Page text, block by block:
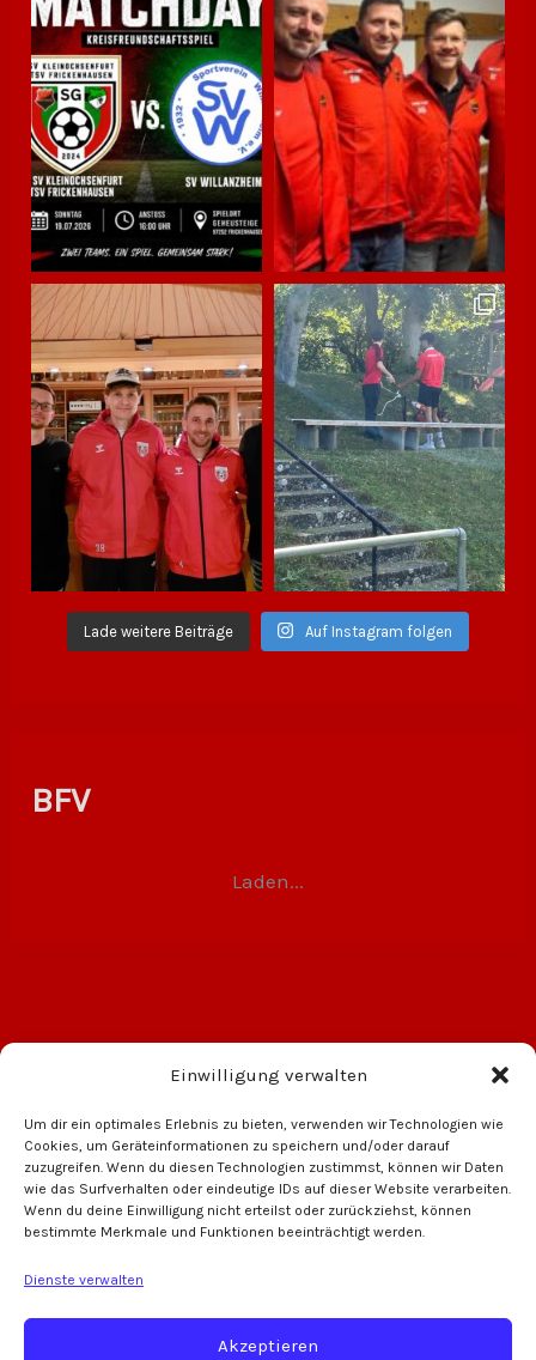
Einwilligung verwalten
Um dir ein optimales Erlebnis zu bieten, verwenden wir Technologien wie
Cookies, um Geräteinformationen zu speichern und/oder darauf
zuzugreifen. Wenn du diesen Technologien zustimmst, können wir Daten
wie das Surfverhalten oder eindeutige IDs auf dieser Website verarbeiten.
Wenn du deine Einwilligung nicht erteilst oder zurückziehst, können
bestimmte Merkmale und Funktionen beeinträchtigt werden.
Dienste verwalten
Akzeptieren
Lade weitere Beiträge Auf Instagram folgen
BFV
Laden...
Oechsner Brauerei